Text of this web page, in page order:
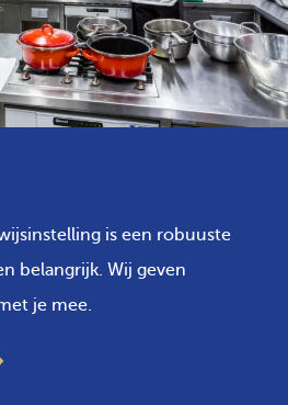
is een robuuste
belangrijk. Wij geven
je mee.